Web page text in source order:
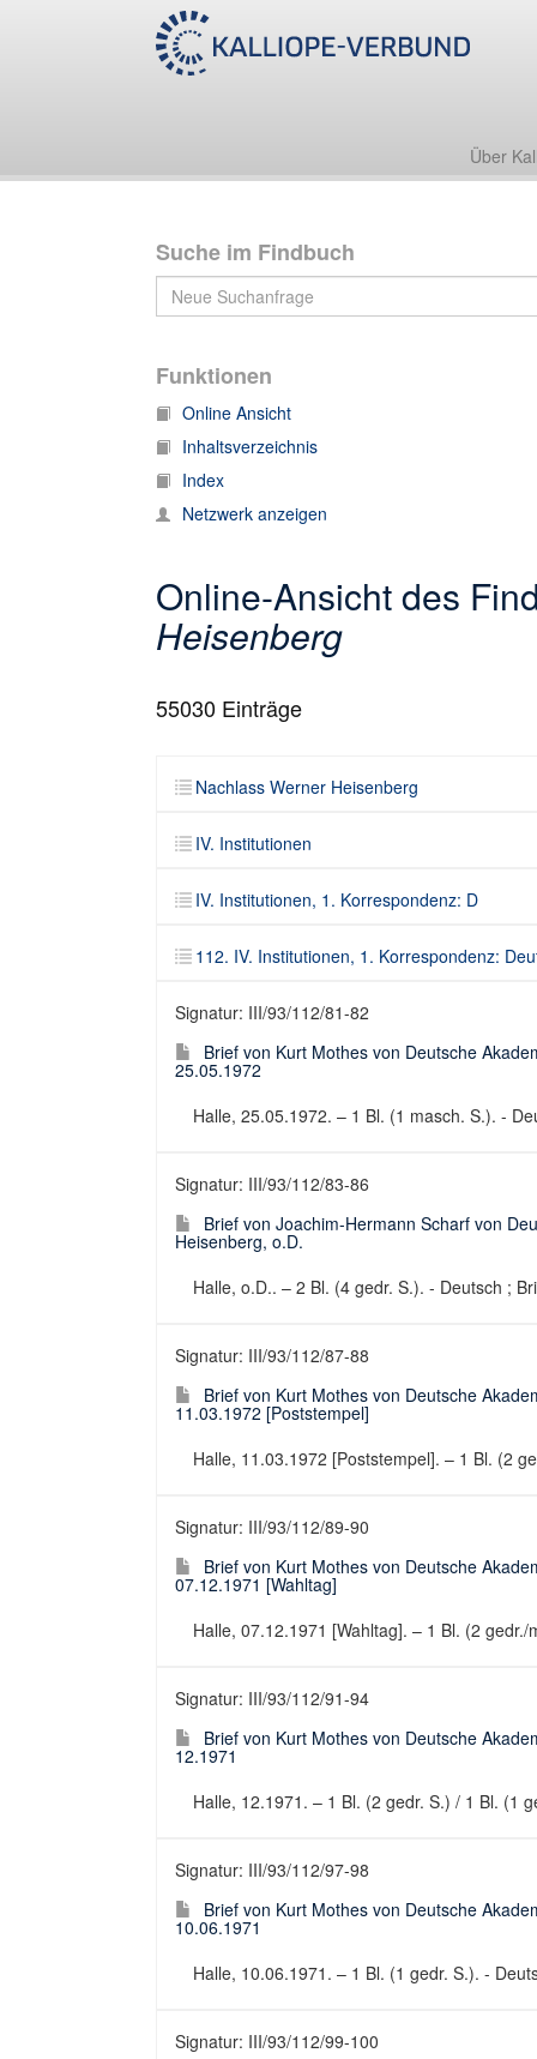
Über
Suche im Findbuch
Funktionen
Online Ansicht
Inhaltsverzeichnis
Index
Netzwerk anzeigen
Online-Ansicht des
Heisenberg
55030 Einträge
Nachlass Werner Heisenberg
IV. Institutionen
Nachlass Werner Heisenberg
IV. Institutionen
IV. Institutionen, 1. Korrespondenz: D
112. IV. Institutionen, 1. Korrespondenz:
Signatur: III/93/112/81-82
Brief von Kurt Mothes von Deutsche
25.05.1972
Halle, 25.05.1972. – 1 Bl. (1 masch. S.). -
Signatur: III/93/112/83-86
Brief von Joachim-Hermann Scharf von
Heisenberg, o.D.
Halle, o.D.. – 2 Bl. (4 gedr. S.). - Deutsch ;
Signatur: III/93/112/87-88
Brief von Kurt Mothes von Deutsche
11.03.1972 [Poststempel]
Halle, 11.03.1972 [Poststempel]. – 1 Bl. (2
Signatur: III/93/112/89-90
Brief von Kurt Mothes von Deutsche
07.12.1971 [Wahltag]
Halle, 07.12.1971 [Wahltag]. – 1 Bl. (2
Signatur: III/93/112/91-94
Brief von Kurt Mothes von Deutsche
12.1971
Halle, 12.1971. – 1 Bl. (2 gedr. S.) / 1 Bl. (1
Signatur: III/93/112/97-98
Brief von Kurt Mothes von Deutsche
10.06.1971
Halle, 10.06.1971. – 1 Bl. (1 gedr. S.). -
Signatur: III/93/112/99-100